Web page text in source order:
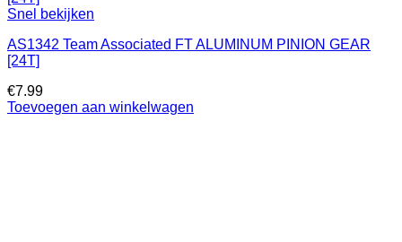
Snel bekijken
AS1342 Team Associated FT ALUMINUM PINION GEAR
[24T]
€7.99
Toevoegen aan winkelwagen